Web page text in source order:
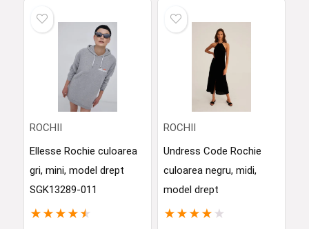
ROCHII
Ellesse Rochie culoarea
gri, mini, model drept
SGK13289-011
★ ★ ★ ★ ★
ROCHII
Undress Code Rochie
culoarea negru, midi,
model drept
★ ★ ★ ★ ★